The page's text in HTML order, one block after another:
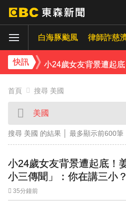
白海豚颱風 律師詐慈
快訊
下載東森App，隨時掌
首頁 搜尋 美國
搜尋 美國 的結果 │ 最多顯示前600筆
小24歲女友背景遭起底！
小三傳聞」：你在講三小？
35分鐘前